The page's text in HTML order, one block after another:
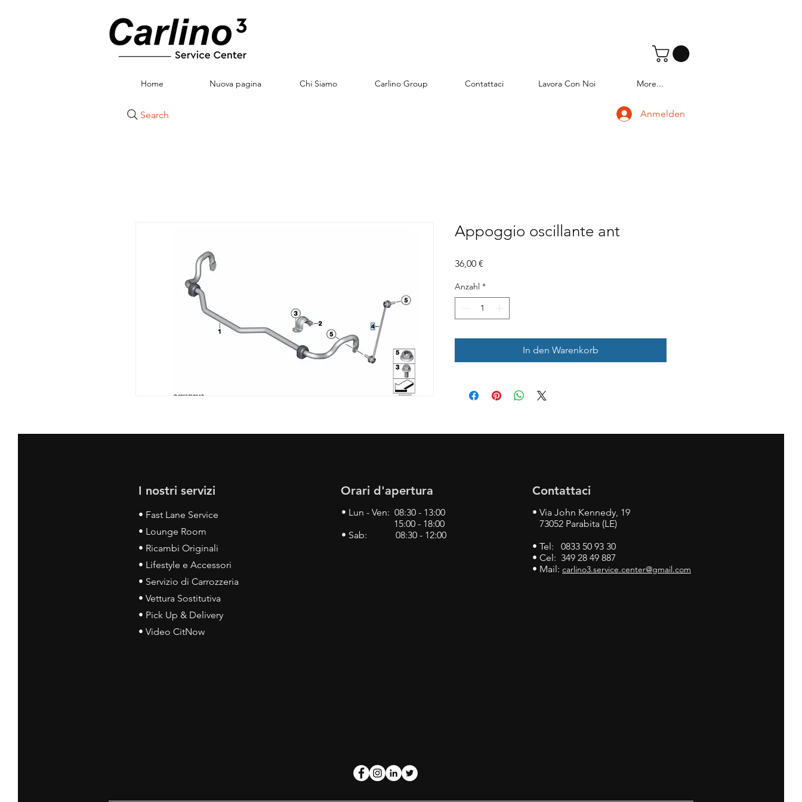
Home Nuova pagina Chi Siamo Carlino Group Contattaci Lavora Con Noi More...
Search Anmelden
Appoggio oscillante ant
36,00 €
Anzahl *
In den Warenkorb
I nostri servizi
• Fast Lane Service
• Lounge Room
• Ricambi Originali
• Lifestyle e Accessori
• Servizio di Carrozzeria
• Vettura Sostitutiva
• Pick Up & Delivery
• Video CitNow
Orari d'apertura
• Lun - Ven: 08:30 - 13:00
15:00 - 18:00
• Sab: 08:30 - 12:00
Contattaci
• Via John Kennedy, 19
73052 Parabita (LE)
• Tel: 0833 50 93 30
• Cel: 349 28 49 887
• Mail: carlino3.service.center@gmail.com